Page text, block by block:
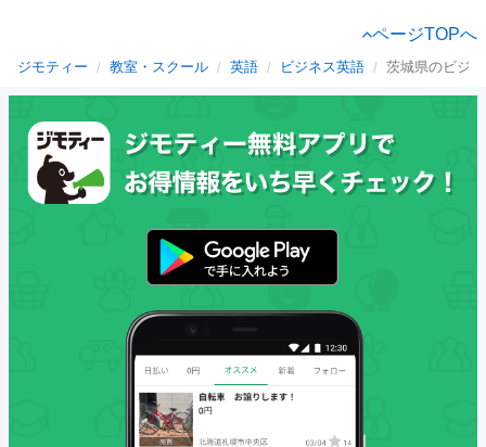
ページTOPへ
ジモティー 教室・スクール 英語 ビジネス英語 茨城県のビジ